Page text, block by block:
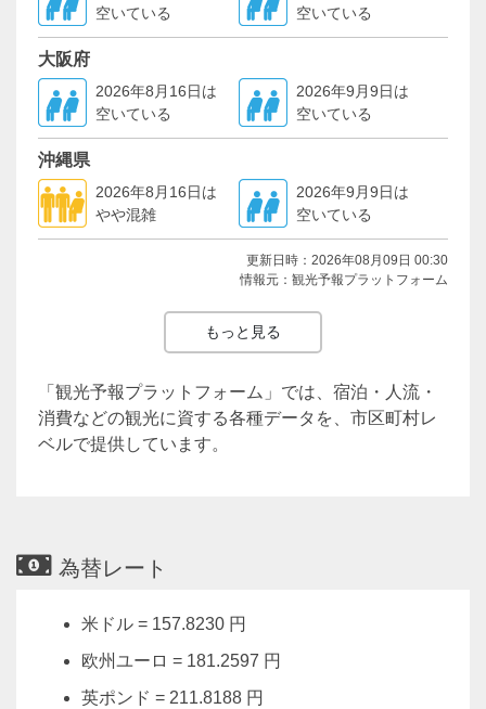
空いている
空いている
大阪府
2026年8月16日は
空いている
2026年9月9日は
空いている
沖縄県
2026年8月16日は
やや混雑
2026年9月9日は
空いている
更新日時：2026年08月09日 00:30
情報元：観光予報プラットフォーム
もっと見る
「観光予報プラットフォーム」では、宿泊・人流・
消費などの観光に資する各種データを、市区町村レ
ベルで提供しています。
為替レート
米ドル = 157.8230 円
欧州ユーロ = 181.2597 円
英ポンド = 211.8188 円